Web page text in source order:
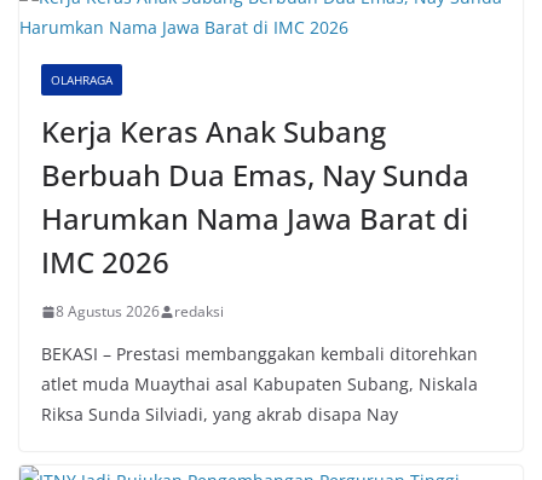
OLAHRAGA
Kerja Keras Anak Subang
Berbuah Dua Emas, Nay Sunda
Harumkan Nama Jawa Barat di
IMC 2026
8 Agustus 2026 redaksi
BEKASI – Prestasi membanggakan kembali ditorehkan
atlet muda Muaythai asal Kabupaten Subang, Niskala
Riksa Sunda Silviadi, yang akrab disapa Nay